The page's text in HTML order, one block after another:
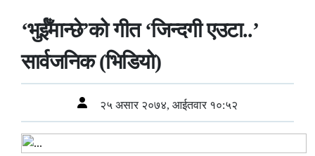
‘भुईँमान्छे’को गीत ‘जिन्दगी एउटा..’
सार्वजनिक (भिडियो)
२५ असार २०७४, आईतवार १०:५२